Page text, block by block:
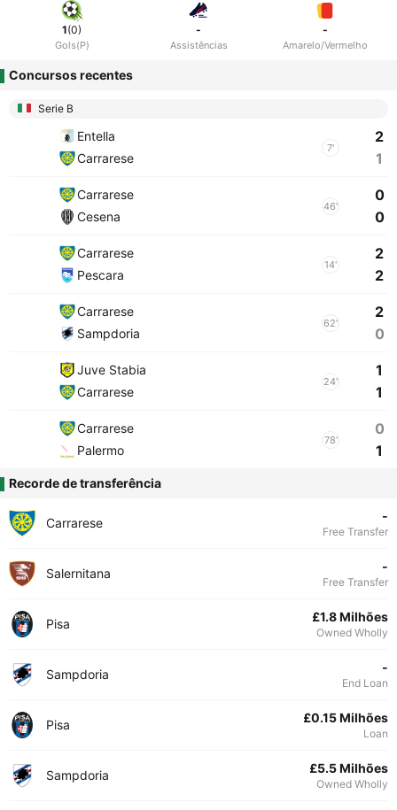
1(0)
Gols(P)
-
Assistências
-
Amarelo/Vermelho
Concursos recentes
Serie B
Entella
Carrarese
7'
2
1
Carrarese
Cesena
46'
0
0
Carrarese
Pescara
14'
2
2
Carrarese
Sampdoria
62'
2
0
Juve Stabia
Carrarese
24'
1
1
Carrarese
Palermo
78'
0
1
Recorde de transferência
Carrarese -
Free Transfer
Salernitana -
Free Transfer
Pisa £1.8 Milhões
Owned Wholly
Sampdoria -
End Loan
Pisa £0.15 Milhões
Loan
Sampdoria £5.5 Milhões
Owned Wholly